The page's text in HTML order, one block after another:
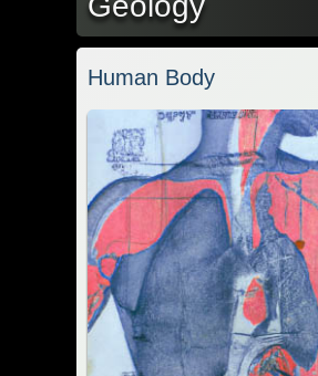
Human Body